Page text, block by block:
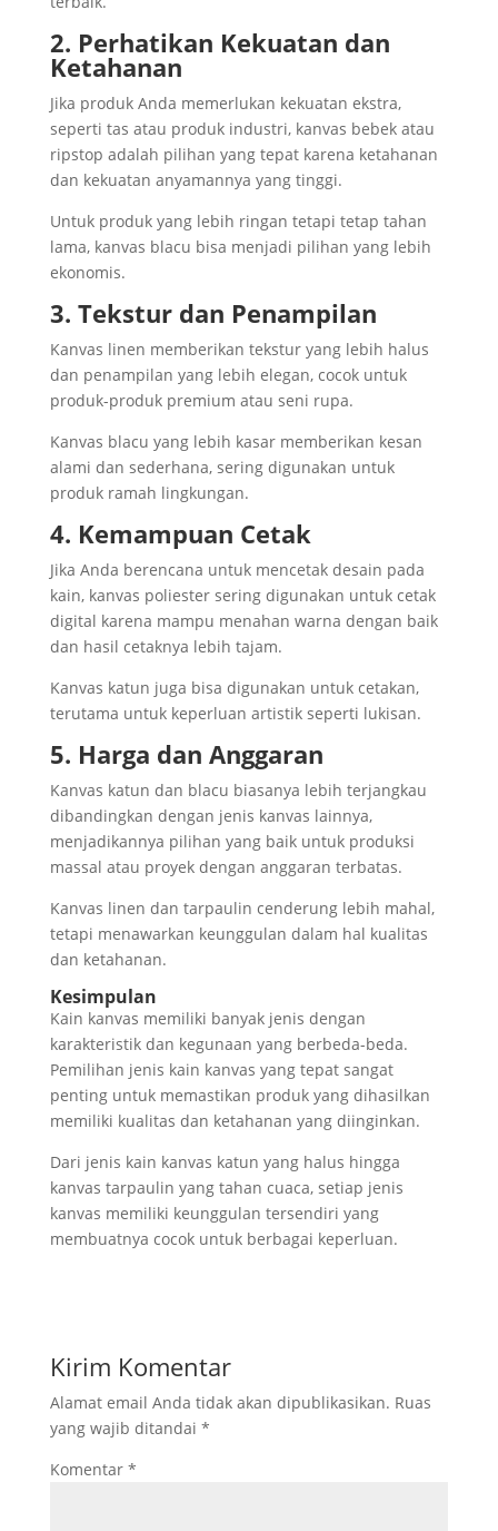
2. Perhatikan Kekuatan dan
Ketahanan
Jika produk Anda memerlukan kekuatan ekstra,
seperti tas atau produk industri, kanvas bebek atau
ripstop adalah pilihan yang tepat karena ketahanan
dan kekuatan anyamannya yang tinggi.
Untuk produk yang lebih ringan tetapi tetap tahan
lama, kanvas blacu bisa menjadi pilihan yang lebih
ekonomis.
3. Tekstur dan Penampilan
Kanvas linen memberikan tekstur yang lebih halus
dan penampilan yang lebih elegan, cocok untuk
produk-produk premium atau seni rupa.
Kanvas blacu yang lebih kasar memberikan kesan
alami dan sederhana, sering digunakan untuk
produk ramah lingkungan.
4. Kemampuan Cetak
Jika Anda berencana untuk mencetak desain pada
kain, kanvas poliester sering digunakan untuk cetak
digital karena mampu menahan warna dengan baik
dan hasil cetaknya lebih tajam.
Kanvas katun juga bisa digunakan untuk cetakan,
terutama untuk keperluan artistik seperti lukisan.
5. Harga dan Anggaran
Kanvas katun dan blacu biasanya lebih terjangkau
dibandingkan dengan jenis kanvas lainnya,
menjadikannya pilihan yang baik untuk produksi
massal atau proyek dengan anggaran terbatas.
Kanvas linen dan tarpaulin cenderung lebih mahal,
tetapi menawarkan keunggulan dalam hal kualitas
dan ketahanan.
Kesimpulan
Kain kanvas memiliki banyak jenis dengan
karakteristik dan kegunaan yang berbeda-beda.
Pemilihan jenis kain kanvas yang tepat sangat
penting untuk memastikan produk yang dihasilkan
memiliki kualitas dan ketahanan yang diinginkan.
Dari jenis kain kanvas katun yang halus hingga
kanvas tarpaulin yang tahan cuaca, setiap jenis
kanvas memiliki keunggulan tersendiri yang
membuatnya cocok untuk berbagai keperluan.
Kirim Komentar
Alamat email Anda tidak akan dipublikasikan. Ruas
yang wajib ditandai *
Komentar *